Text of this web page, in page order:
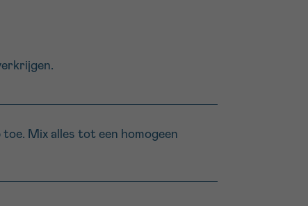
Mix alles tot een homogeen